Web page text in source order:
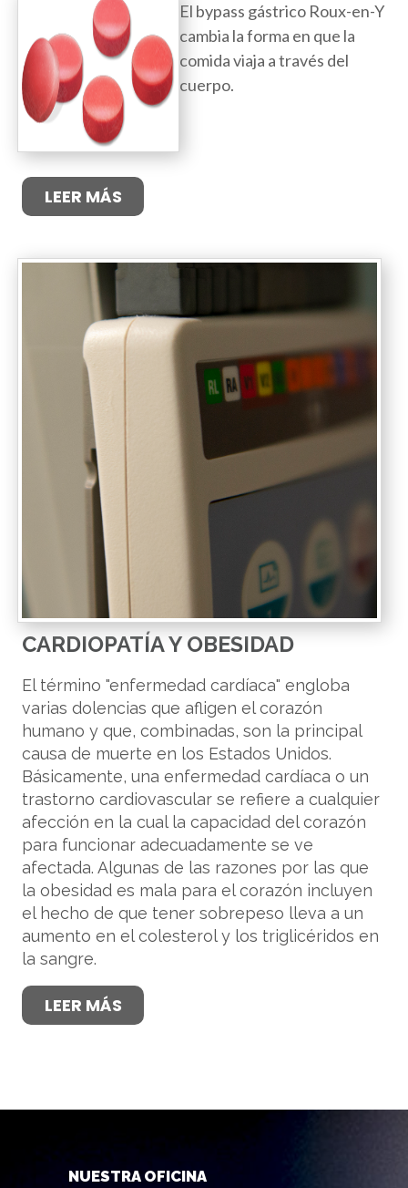
El bypass gástrico Roux-en-Y
cambia la forma en que la
comida viaja a través del
cuerpo.
LEER MÁS
CARDIOPATÍA Y OBESIDAD
El término "enfermedad cardíaca" engloba
varias dolencias que afligen el corazón
humano y que, combinadas, son la principal
causa de muerte en los Estados Unidos.
Básicamente, una enfermedad cardíaca o un
trastorno cardiovascular se refiere a cualquier
afección en la cual la capacidad del corazón
para funcionar adecuadamente se ve
afectada. Algunas de las razones por las que
la obesidad es mala para el corazón incluyen
el hecho de que tener sobrepeso lleva a un
aumento en el colesterol y los triglicéridos en
la sangre.
LEER MÁS
NUESTRA OFICINA